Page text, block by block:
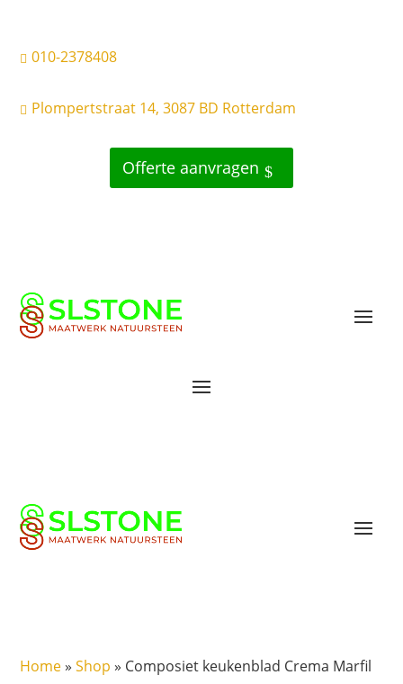
 010-2378408
 Plompertstraat 14, 3087 BD Rotterdam
Offerte aanvragen
Home»Shop » Composiet keukenblad Crema Marfil